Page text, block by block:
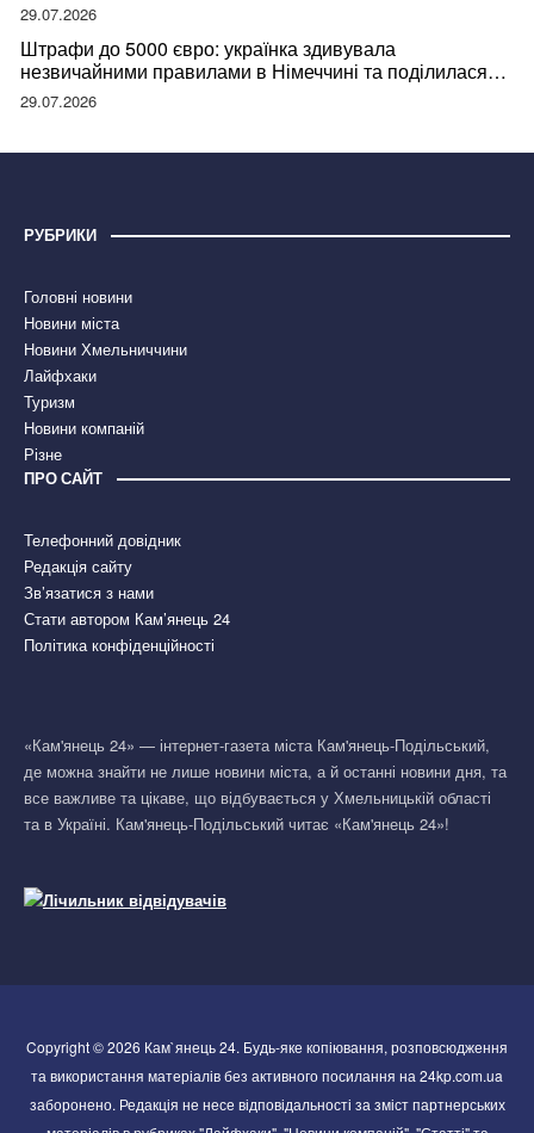
29.07.2026
Штрафи до 5000 євро: українка здивувала
незвичайними правилами в Німеччині та поділилася
правдою
29.07.2026
РУБРИКИ
Головні новини
Новини міста
Новини Хмельниччини
Лайфхаки
Туризм
Новини компаній
Різне
ПРО САЙТ
Телефонний довідник
Редакція сайту
Зв’язатися з нами
Стати автором Кам’янець 24
Політика конфіденційності
«Кам'янець 24» — інтернет-газета міста Кам'янець-Подільський,
де можна знайти не лише новини міста, а й останні новини дня, та
все важливе та цікаве, що відбувається у Хмельницькій області
та в Україні. Кам'янець-Подільський читає «Кам'янець 24»!
Copyright © 2026 Кам`янець 24. Будь-яке копіювання, розповсюдження
та використання матеріалів без активного посилання на 24kp.com.ua
заборонено. Редакція не несе відповідальності за зміст партнерських